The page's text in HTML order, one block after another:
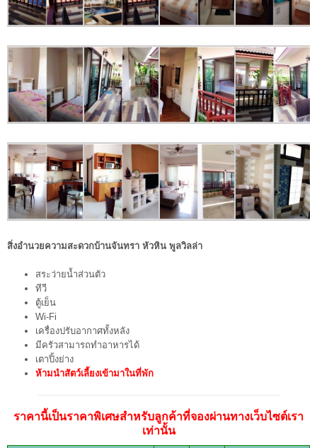
สิ่งอำนวยความสะดวกบ้านจันทรา หัวหิน พูลวิลล่า
สระว่ายน้ำส่วนตัว
ทีวี
ตู้เย็น
Wi-Fi
เครื่องปรับอากาศทั้งหลัง
มีครัวสามารถทำอาหารได้
เตาปิ้งย่าง
ห้ามนำสัตว์เลี้ยงเข้ามาในที่พัก
ราคานี้เป็นราคาพิเศษสำหรับลูกค้าที่จองผ่านทางเว็บไซต์เรา
เท่านั้น